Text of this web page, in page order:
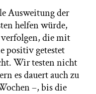
Ausweitung der
helfen würde,
die mit
positiv getestet
Wir testen nicht
es dauert auch zu
–, bis die